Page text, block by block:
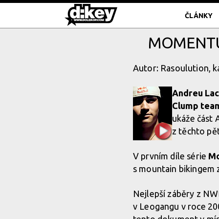
ČLÁNKY
Autor: Rasoulution,
Andreu
Clump
ukáže část
z těchto
V prvním díle série
s mountain bikingem
Nejlepší záběry z
v Leogangu v roce